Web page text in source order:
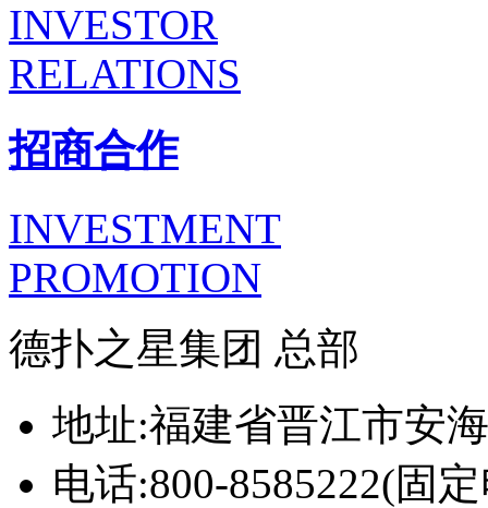
INVESTOR
RELATIONS
招商合作
INVESTMENT
PROMOTION
德扑之星集团 总部
地址:福建省晋江市安
电话:800-8585222(固